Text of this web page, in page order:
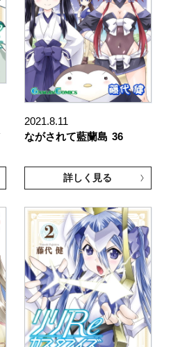
2021.8.11
ながされて藍蘭島 36
詳しく見る